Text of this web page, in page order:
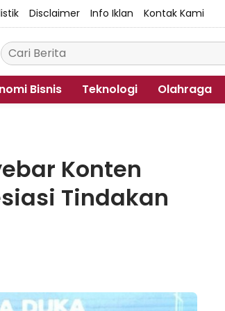
Disclaimer Info Iklan Kontak Kami
Bisnis Teknologi Olahraga
Konten
Tindakan